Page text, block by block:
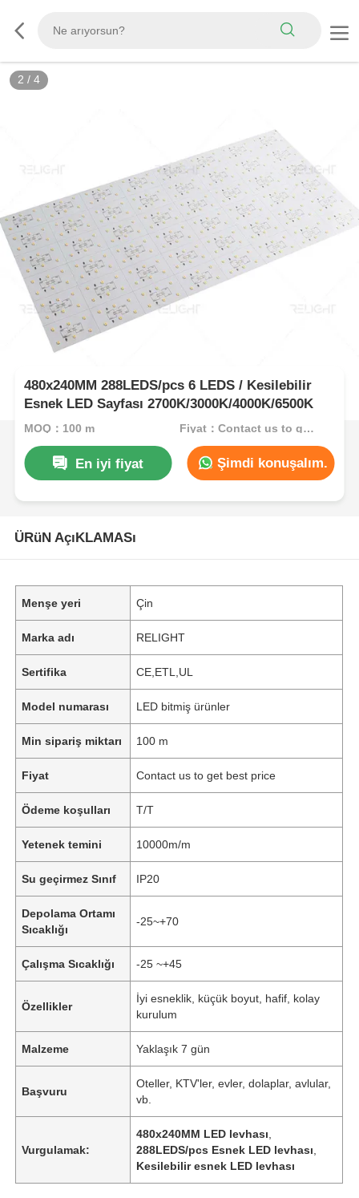
2 / 4
480x240MM 288LEDS/pcs 6 LEDS / Kesilebilir
Esnek LED Sayfası 2700K/3000K/4000K/6500K
MOQ：100 m Fiyat：Contact us to get best price
En iyi fiyat Şimdi konuşalım.
ÜRüN AçıKLAMASı
Menşe yeri Çin
Marka adı RELIGHT
Sertifika CE,ETL,UL
Model numarası LED bitmiş ürünler
Min sipariş miktarı 100 m
Fiyat Contact us to get best price
Ödeme koşulları T/T
Yetenek temini 10000m/m
Su geçirmez Sınıf IP20
Depolama Ortamı
Sıcaklığı
-25~+70
Çalışma Sıcaklığı -25 ~+45
Özellikler
İyi esneklik, küçük boyut, hafif, kolay
kurulum
Malzeme Yaklaşık 7 gün
Başvuru
Oteller, KTV'ler, evler, dolaplar, avlular,
vb.
Vurgulamak:
480x240MM LED levhası
288LEDS/pcs Esnek LED levhası
Kesilebilir esnek LED levhası